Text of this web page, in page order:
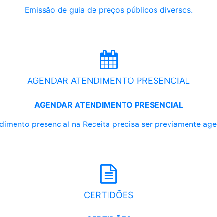
Emissão de guia de preços públicos diversos.
AGENDAR ATENDIMENTO PRESENCIAL
AGENDAR ATENDIMENTO PRESENCIAL
presencial na Receita precisa ser previamente
CERTIDÕES